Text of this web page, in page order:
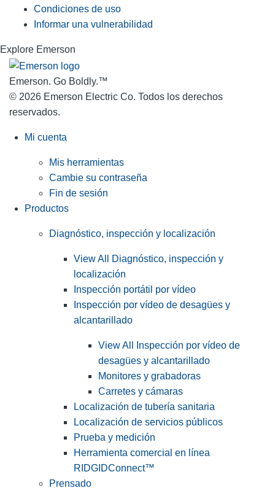
Condiciones de uso
Informar una vulnerabilidad
Explore Emerson
Emerson. Go Boldly.™
© 2026 Emerson Electric Co. Todos los derechos
reservados.
Mi cuenta
Mis herramientas
Cambie su contraseña
Fin de sesión
Productos
Diagnóstico, inspección y localización
View All Diagnóstico, inspección y
localización
Inspección portátil por vídeo
Inspección por vídeo de desagües y
alcantarillado
View All Inspección por vídeo de
desagües y alcantarillado
Monitores y grabadoras
Carretes y cámaras
Localización de tubería sanitaria
Localización de servicios públicos
Prueba y medición
Herramienta comercial en línea
RIDGIDConnect™
Prensado